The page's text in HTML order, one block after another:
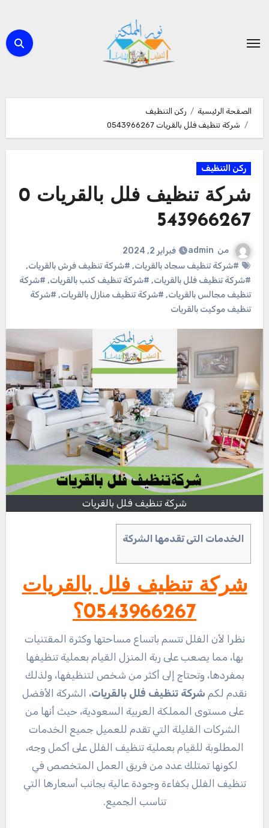
المحتوى
الصفحة الرئيسية
ركن التنظيف
شركة تنظيف فلل بالقريات 0543966267
ركن التنظيف
شركة تنظيف فلل بالقريات 0
543966267
من admin
فبراير 2, 2024
#شركة تنظيف سجاد بالقريات, #شركة تنظيف فرش بالقريات,
#شركة تنظيف فلل بالقريات, #شركة تنظيف كنب بالقريات, #شركة
تنظيف مجالس بالقريات, #شركة تنظيف منازل بالقريات, #شركة
تنظيف موكيت بالقريات
شركة تنظيف فلل بالقريات
الخدمات التى تقدمها الشركة
شركة تنظيف فلل بالقريات
0543966267؟
نظرا لأن الفلل تتسم باتساع مساحتها وكثرة المقتنيات
بها، مما يصعب على ربة المنزل القيام بعملية تنظيفها
بمفردها، وتحتاج إلى أكثر من شخص لتنظيفها، ولذلك
نقدم لكم شركة تنظيف فلل بالقريات، الشركة الأفضل
على مستوى المملكة العربية السعودية، حيث أنها من
الشركات القليلة التي تقدم للعميل جميع الخدمات
المطلوبة للقيام بعملية تنظيف الفلل على أكمل وجه،
لكونها تمتلك عدد من فريق العمل المتخصص في
تنظيف الفلل بكفاءة وجودة عالية بجانب أسعارها التي
تناسب الجميع.